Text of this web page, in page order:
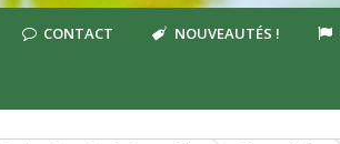
CONTACT NOUVEAUTÉS !